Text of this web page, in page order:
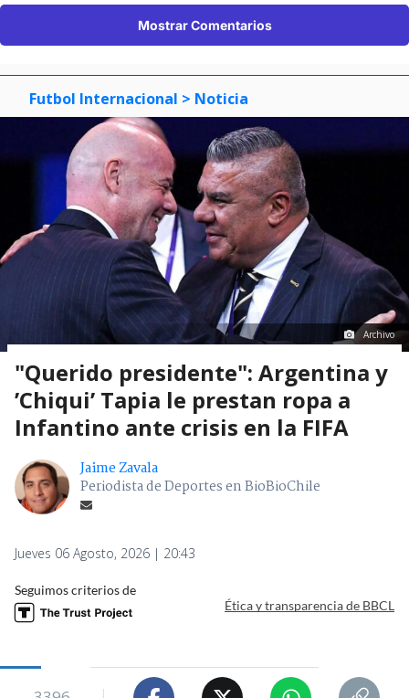
Mostrar Comentarios
Futbol Internacional > Noticia
Archivo
"Querido presidente": Argentina y
’Chiqui’ Tapia le prestan ropa a
Infantino ante crisis en la FIFA
Jaime Zavala
Periodista de Deportes en BioBioChile
Jueves 06 Agosto, 2026 | 20:43
Seguimos criterios de
Ética y transparencia de BBCL